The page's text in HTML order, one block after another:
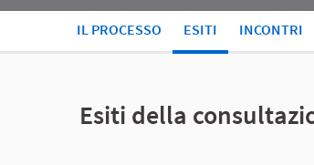
IL PROCESSO ESITI INCONTRI
Esiti della